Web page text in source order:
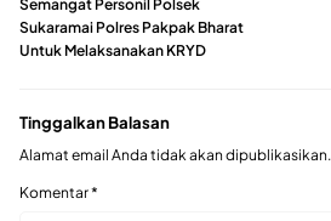
Semangat Personil Polsek
Sukaramai Polres Pakpak Bharat
Untuk Melaksanakan KRYD
Tinggalkan Balasan
Alamat email Anda tidak akan dipublikasikan.
Komentar*